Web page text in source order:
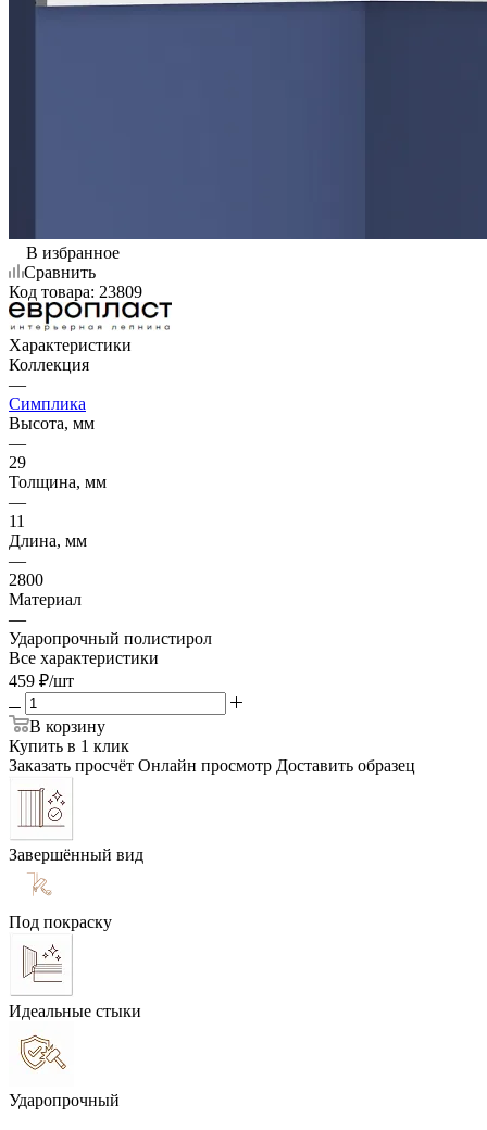
В избранное
Сравнить
Код товара: 23809
Характеристики
Коллекция
—
Симплика
Высота, мм
—
29
Толщина, мм
—
11
Длина, мм
—
2800
Материал
—
Ударопрочный полистирол
Все характеристики
459 ₽/шт
В корзину
Купить в 1 клик
Заказать просчёт Онлайн просмотр Доставить образец
Завершённый вид
Под покраску
Идеальные стыки
Ударопрочный